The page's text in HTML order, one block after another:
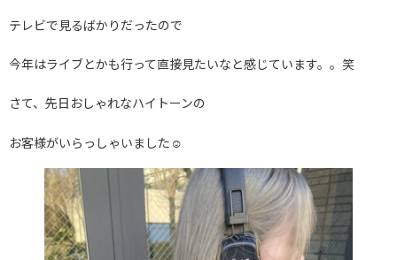
テレビで見るばかりだったので
今年はライブとかも行って直接見たいなと感じています。。笑
さて、先日おしゃれなハイトーンの
お客様がいらっしゃいました☺︎